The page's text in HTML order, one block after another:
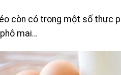
còn có trong một số thực
mai…